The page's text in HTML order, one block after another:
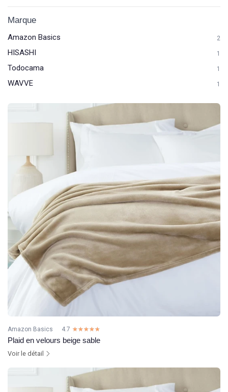
Marque
Amazon Basics 2
HISASHI 1
Todocama 1
WAVVE 1
Amazon Basics 4.7 ☆☆☆☆☆
★★★★★
Plaid en velours beige sable
Voir le détail